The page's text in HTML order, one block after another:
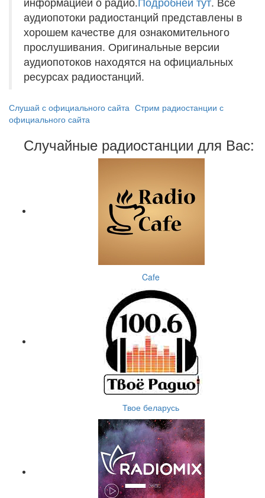
аудиопотоки радиостанций представлены в
хорошем качестве для ознакомительного
прослушивания. Оригинальные версии
аудиопотоков находятся на официальных
ресурсах радиостанций.
Слушай с официального сайта Стрим радиостанции с
официального сайта
Случайные радиостанции для Вас:
Cafe
Твое беларусь